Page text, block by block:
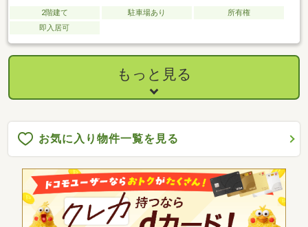
2階建て 駐車場あり
所有権
即入居可
もっと見る
お気に入り物件一覧を見る